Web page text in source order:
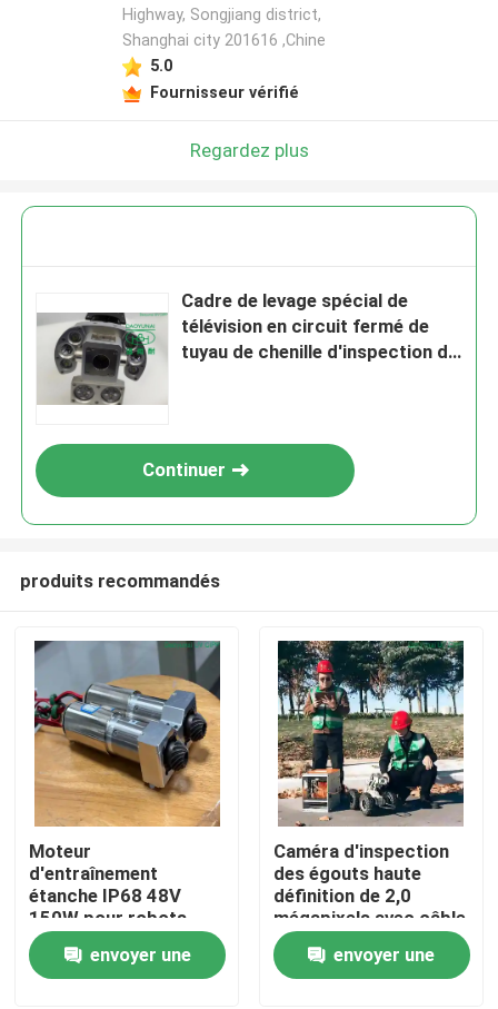
Laisser un message
Nous vous rappellerons bientôt!
SOUMETTRE
Maison
Produits
Highway, Songjiang district,
Shanghai city 201616 ,Chine
5.0
Fournisseur vérifié
Regardez plus
Cadre de levage spécial de
télévision en circuit fermé de
tuyau de chenille d'inspection de
Continuer
produits recommandés
Moteur
d'entraînement
étanche IP68 48V
150W pour robots
d'inspection d'égouts
envoyer une
Caméra d'inspection
des égouts haute
définition de 2,0
mégapixels avec câble
de 130 à 500 m pour
système d'inspection
des pipelines DN150-
envoyer une